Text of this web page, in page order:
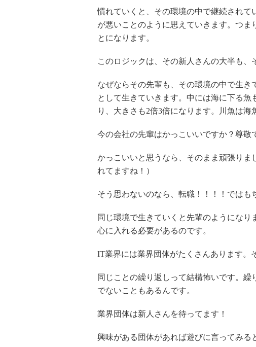
慣れていくと、その環境の中で継続されて
が悪いことのように思えていきます。つま
とになります。
このロジックは、その新人さんの大半も、
なぜならその先輩も、その環境の中で生
として生きていきます。中には海に下る
り、大きさも2倍3倍になります。川魚は海
今の会社の先輩はかっこいいですか？尊敬
かっこいいと思うなら、そのまま頑張りま
れてますね！）
そう思わないのなら、転職！！！！ではも
同じ環境で生きていくと先輩のようにな
心に入れる必要があるのです。
IT業界には業界団体がたくさんあります。
同じことの繰り返しって結構怖いです。
でないこともあるんです。
業界団体は新人さんを待ってます！
興味がある団体があれば遊びに言ってみる